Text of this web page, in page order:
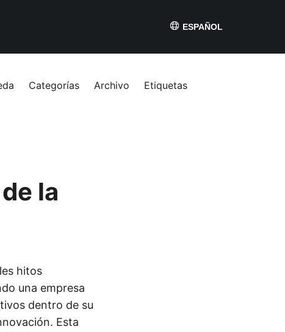
ESPAÑOL
Categorías Archivo Etiquetas
la
hitos
una empresa
dentro de su
Esta